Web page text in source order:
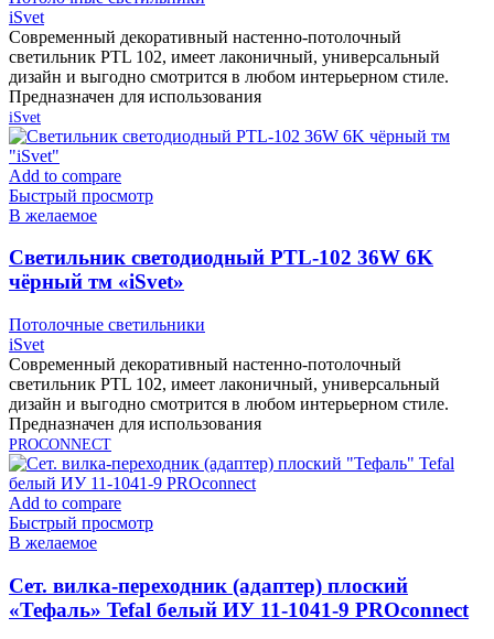
iSvet
Современный декоративный настенно-потолочный
светильник PTL 102, имеет лаконичный, универсальный
дизайн и выгодно смотрится в любом интерьерном стиле.
Предназначен для использования
iSvet
Add to compare
Быстрый просмотр
В желаемое
Cветильник светодиодный PTL-102 36W 6K
чёрный тм «iSvet»
Потолочные светильники
iSvet
Современный декоративный настенно-потолочный
светильник PTL 102, имеет лаконичный, универсальный
дизайн и выгодно смотрится в любом интерьерном стиле.
Предназначен для использования
PROCONNECT
Add to compare
Быстрый просмотр
В желаемое
Cет. вилка-переходник (адаптер) плоский
«Тефаль» Tefal белый ИУ 11-1041-9 PROconnect